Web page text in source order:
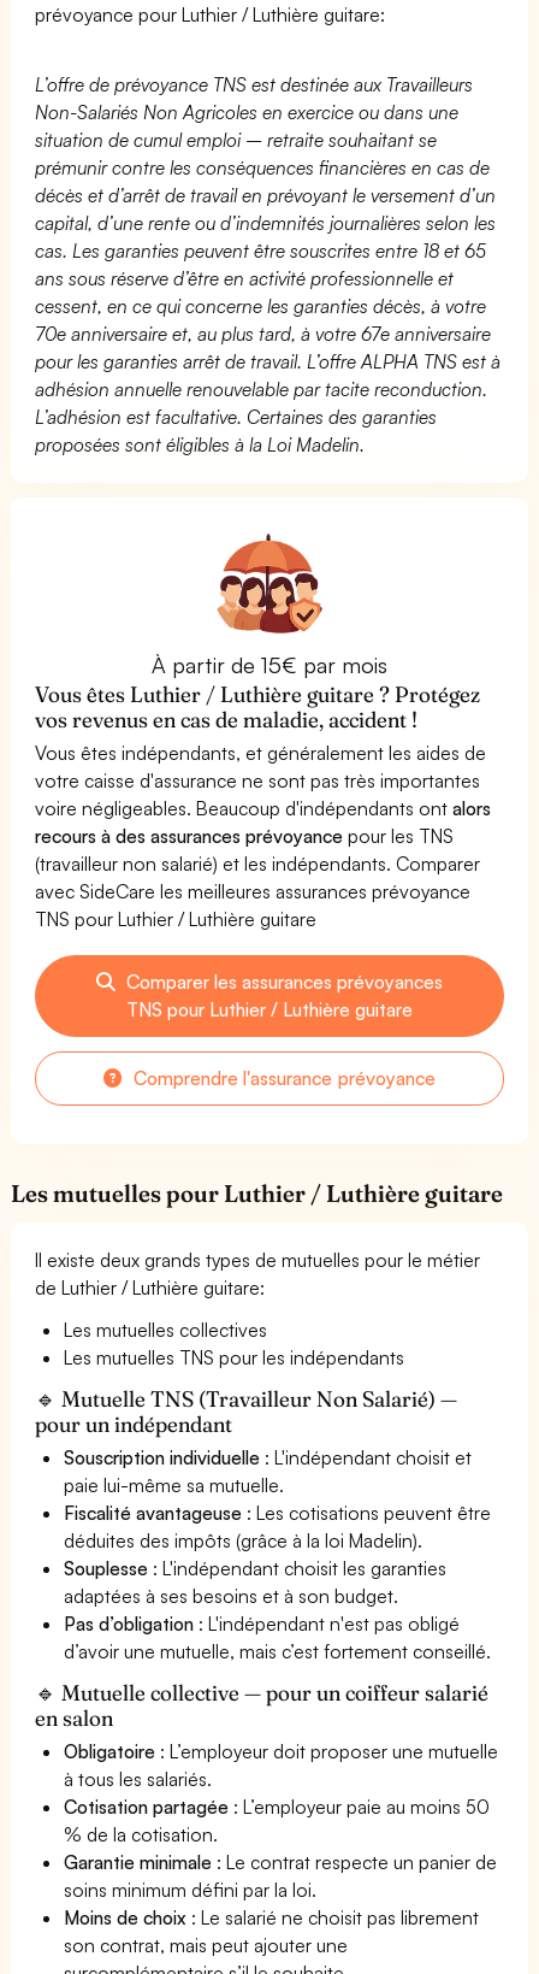
prévoyance pour Luthier / Luthière guitare:
L’offre de prévoyance TNS est destinée aux Travailleurs
Non-Salariés Non Agricoles en exercice ou dans une
situation de cumul emploi – retraite souhaitant se
prémunir contre les conséquences financières en cas de
décès et d’arrêt de travail en prévoyant le versement d’un
capital, d’une rente ou d’indemnités journalières selon les
cas. Les garanties peuvent être souscrites entre 18 et 65
ans sous réserve d’être en activité professionnelle et
cessent, en ce qui concerne les garanties décès, à votre
70e anniversaire et, au plus tard, à votre 67e anniversaire
pour les garanties arrêt de travail. L’offre ALPHA TNS est à
adhésion annuelle renouvelable par tacite reconduction.
L’adhésion est facultative. Certaines des garanties
proposées sont éligibles à la Loi Madelin.
À partir de 15€ par mois
Vous êtes Luthier / Luthière guitare ? Protégez
vos revenus en cas de maladie, accident !
Vous êtes indépendants, et généralement les aides de
votre caisse d'assurance ne sont pas très importantes
voire négligeables. Beaucoup d'indépendants ontalors
recours à des assurances prévoyance pour les TNS
(travailleur non salarié) et les indépendants. Comparer
avec SideCare les meilleures assurances prévoyance
TNS pour Luthier / Luthière guitare
Comparer les assurances prévoyances
TNS pour Luthier / Luthière guitare
Comprendre l'assurance prévoyance
Les mutuelles pour Luthier / Luthière guitare
Il existe deux grands types de mutuelles pour le métier
de Luthier / Luthière guitare:
Les mutuelles collectives
Les mutuelles TNS pour les indépendants
🔹 Mutuelle TNS (Travailleur Non Salarié) —
pour un indépendant
Souscription individuelle : L'indépendant choisit et
paie lui-même sa mutuelle.
Fiscalité avantageuse : Les cotisations peuvent être
déduites des impôts (grâce à la loi Madelin).
Souplesse : L'indépendant choisit les garanties
adaptées à ses besoins et à son budget.
Pas d’obligation : L'indépendant n'est pas obligé
d’avoir une mutuelle, mais c’est fortement conseillé.
🔹 Mutuelle collective — pour un coiffeur salarié
en salon
Obligatoire : L’employeur doit proposer une mutuelle
à tous les salariés.
Cotisation partagée : L’employeur paie au moins 50
% de la cotisation.
Garantie minimale : Le contrat respecte un panier de
soins minimum défini par la loi.
Moins de choix : Le salarié ne choisit pas librement
son contrat, mais peut ajouter une